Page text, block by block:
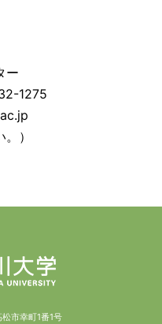
ー
1275
）
市幸町1番1号